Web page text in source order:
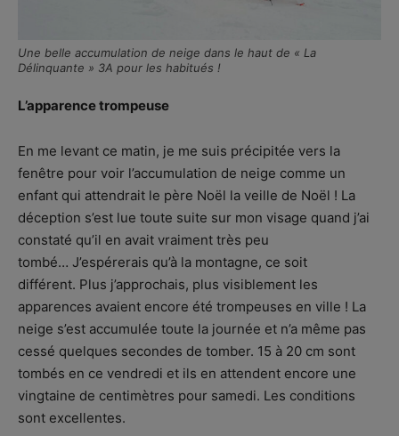
Une belle accumulation de neige dans le haut de « La
Délinquante » 3A pour les habitués !
L’apparence trompeuse
En me levant ce matin, je me suis précipitée vers la
fenêtre pour voir l’accumulation de neige comme un
enfant qui attendrait le père Noël la veille de Noël ! La
déception s’est lue toute suite sur mon visage quand j’ai
constaté qu’il en avait vraiment très peu
tombé… J’espérerais qu’à la montagne, ce soit
différent. Plus j’approchais, plus visiblement les
apparences avaient encore été trompeuses en ville ! La
neige s’est accumulée toute la journée et n’a même pas
cessé quelques secondes de tomber. 15 à 20 cm sont
tombés en ce vendredi et ils en attendent encore une
vingtaine de centimètres pour samedi. Les conditions
sont excellentes.